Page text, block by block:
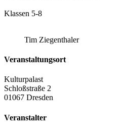
Klassen 5-8
Tim Ziegenthaler
Veranstaltungsort
Kulturpalast
Schloßstraße 2
01067 Dresden
Veranstalter